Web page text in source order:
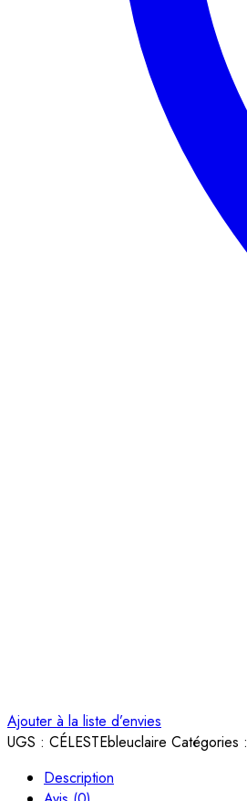
Ajouter à la liste d’envies
UGS : CÉLESTEbleuclaire Catégories :
Description